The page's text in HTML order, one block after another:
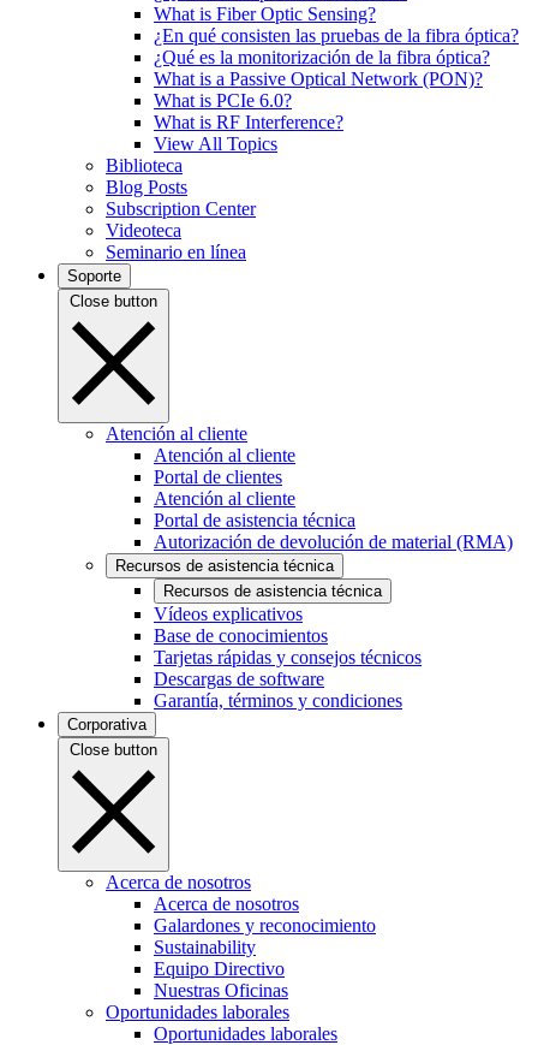
What is Fiber Optic Sensing?
¿En qué consisten las pruebas de la fibra óptica?
¿Qué es la monitorización de la fibra óptica?
What is a Passive Optical Network (PON)?
What is PCIe 6.0?
What is RF Interference?
View All Topics
Biblioteca
Blog Posts
Subscription Center
Videoteca
Seminario en línea
Soporte
Close button
Atención al cliente
Atención al cliente
Portal de clientes
Atención al cliente
Portal de asistencia técnica
Autorización de devolución de material (RMA)
Recursos de asistencia técnica
Recursos de asistencia técnica
Vídeos explicativos
Base de conocimientos
Tarjetas rápidas y consejos técnicos
Descargas de software
Garantía, términos y condiciones
Corporativa
Close button
Acerca de nosotros
Acerca de nosotros
Galardones y reconocimiento
Sustainability
Equipo Directivo
Nuestras Oficinas
Oportunidades laborales
Oportunidades laborales